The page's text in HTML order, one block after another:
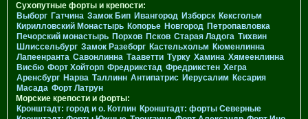
Сухопутные форты и крепости:
Выборг Гатчина Замок Бип Ивангород Изборск Кексгольм
Кирилловский Монастырь Копорье Новгород Петропавловка
Печорcкий монастырь Порхов Псков Старая Ладога Тихвин
Шлиссельбург Замок Разеборг Кастельхольм Кюменлинна
Лапеенранта Савонлинна Тааветти Турку Хамина Хямеенлинна
Висбю Форт Хойторп Фредрикстад Фредрикстен Хегра
Аренсбург Нарва Таллинн Антипатрис Иерусалим Кесария
Масада Форт Латрун
Морские крепости и форты:
Кронштадт: город и о. Котлин Кронштадт: форты Северные